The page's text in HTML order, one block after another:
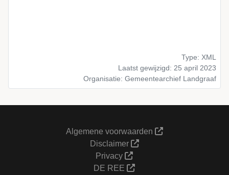
Type: XML
Laatst gewijzigd: 25 april 2023
Organisatie: Gemeentearchief Landgraaf
Algemene voorwaarden
Disclaimer
Privacy
DE REE